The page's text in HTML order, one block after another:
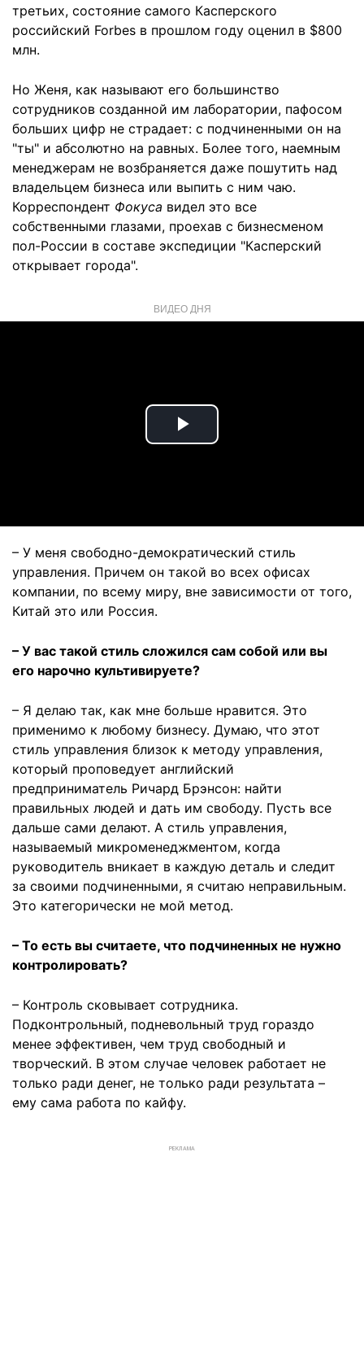
третьих, состояние самого Касперского
российский Forbes в прошлом году оценил в $800
млн.
Но Женя, как называют его большинство
сотрудников созданной им лаборатории, пафосом
больших цифр не страдает: с подчиненными он на
"ты" и абсолютно на равных. Более того, наемным
менеджерам не возбраняется даже пошутить над
владельцем бизнеса или выпить с ним чаю.
Корреспондент Фокуса видел это все
собственными глазами, проехав с бизнесменом
пол-России в составе экспедиции "Касперский
открывает города".
ВИДЕО ДНЯ
Play
– У меня свободно-демократический стиль
управления. Причем он такой во всех офисах
компании, по всему миру, вне зависимости от того,
Китай это или Россия.
– У вас такой стиль сложился сам собой или вы
его нарочно культивируете?
– Я делаю так, как мне больше нравится. Это
применимо к любому бизнесу. Думаю, что этот
стиль управления близок к методу управления,
который проповедует английский
предприниматель Ричард Брэнсон: найти
правильных людей и дать им свободу. Пусть все
дальше сами делают. А стиль управления,
называемый микроменеджментом, когда
руководитель вникает в каждую деталь и следит
за своими подчиненными, я считаю неправильным.
Это категорически не мой метод.
– То есть вы считаете, что подчиненных не нужно
контролировать?
– Контроль сковывает сотрудника.
Подконтрольный, подневольный труд гораздо
менее эффективен, чем труд свободный и
творческий. В этом случае человек работает не
только ради денег, не только ради результата –
ему сама работа по кайфу.
РЕКЛАМА